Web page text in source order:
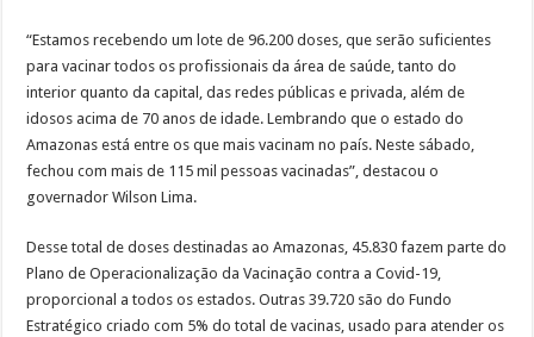
“Estamos recebendo um lote de 96.200 doses, que serão suficientes
para vacinar todos os profissionais da área de saúde, tanto do
interior quanto da capital, das redes públicas e privada, além de
idosos acima de 70 anos de idade. Lembrando que o estado do
Amazonas está entre os que mais vacinam no país. Neste sábado,
fechou com mais de 115 mil pessoas vacinadas”, destacou o
governador Wilson Lima.
Desse total de doses destinadas ao Amazonas, 45.830 fazem parte do
Plano de Operacionalização da Vacinação contra a Covid-19,
proporcional a todos os estados. Outras 39.720 são do Fundo
Estratégico criado com 5% do total de vacinas, usado para atender os